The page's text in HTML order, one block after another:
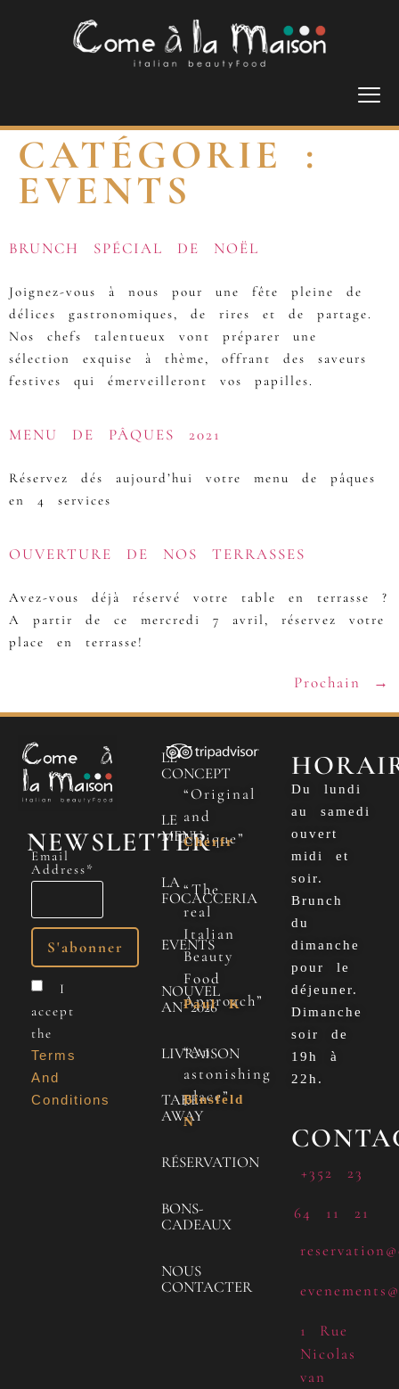
CATÉGORIE :
EVENTS
BRUNCH SPÉCIAL DE NOËL
Joignez-vous à nous pour une fête pleine de
délices gastronomiques, de rires et de partage.
Nos chefs talentueux vont préparer une
sélection exquise à thème, offrant des saveurs
festives qui émerveilleront vos papilles.
MENU DE PÂQUES 2021
Réservez dés aujourd’hui votre menu de pâques
en 4 services
OUVERTURE DE NOS TERRASSES
Avez-vous déjà réservé votre table en terrasse ?
A partir de ce mercredi 7 avril, réservez votre
place en terrasse!
Prochain →
NEWSLETTER
Email
Address*
I
accept
the
Terms
And
Conditions
LE
CONCEPT
LE
MENU
LA
FOCACCERIA
EVENTS
NOUVEL
AN 2026
LIVRAISON
TAKE
AWAY
RÉSERVATION
BONS-
CADEAUX
NOUS
CONTACTER
“Original
and
Unique”
Cherfr
“The
real
Italian
Beauty
Food
Approach”
Paul K
“An
astonishing
place”
Binsfeld
N
Du lundi
au samedi
ouvert
midi et
soir.
Brunch
du
dimanche
pour le
déjeuner.
Dimanche
soir de
19h à
22h.
+352 23
64 11 21
1 Rue
Nicolas
van